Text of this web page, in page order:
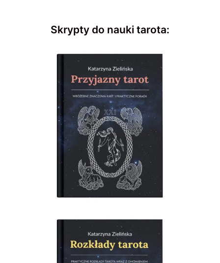
Skrypty do nauki tarota: